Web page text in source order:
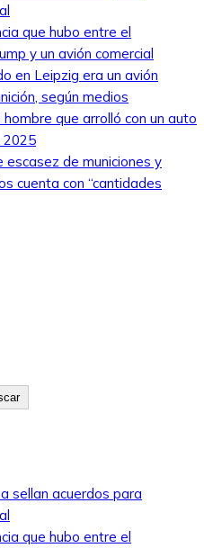
que hubo entre el
y un avión comercial
en Leipzig era un avión
según medios
que arrolló con un auto
2025
de municiones y
cuenta con “cantidades
sellan acuerdos para
que hubo entre el